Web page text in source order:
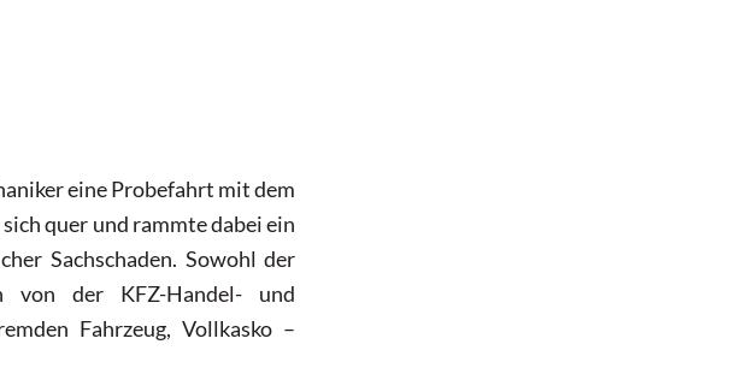
eine Probefahrt mit dem
quer und rammte dabei ein
Sachschaden. Sowohl der
von der KFZ-Handel- und
Fahrzeug, Vollkasko –